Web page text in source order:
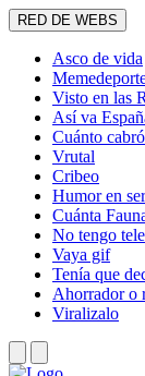
RED DE WEBS
Asco de vida
Visto en las
Así va
Cuánto
Vrutal
Cribeo
Humor en
Cuánta
No tengo tele
Vaya gif
Tenía que
Ahorrador o
Viralizalo